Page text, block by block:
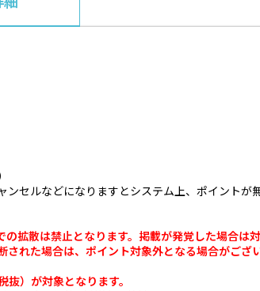
セルなどになりますとシステム上、ポイントが
拡散は禁止となります。掲載が発覚した場合は
れた場合は、ポイント対象外となる場合がござ
）が対象となります。